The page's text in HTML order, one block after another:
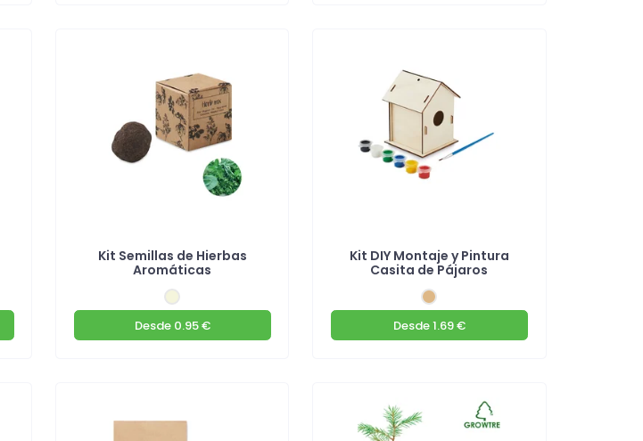
Kit Semillas de Hierbas
Aromáticas
Desde0.95 €
Kit DIY Montaje y Pintura
Casita de Pájaros
Desde1.69 €